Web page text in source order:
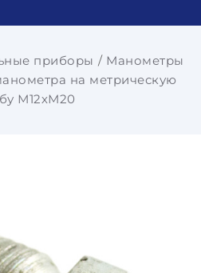
приборы
Манометры
на метрическую
М12хМ20